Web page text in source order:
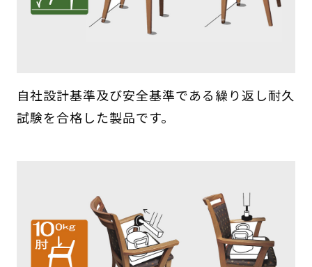
自社設計基準及び安全基準である繰り返し耐久
試験を合格した製品です。